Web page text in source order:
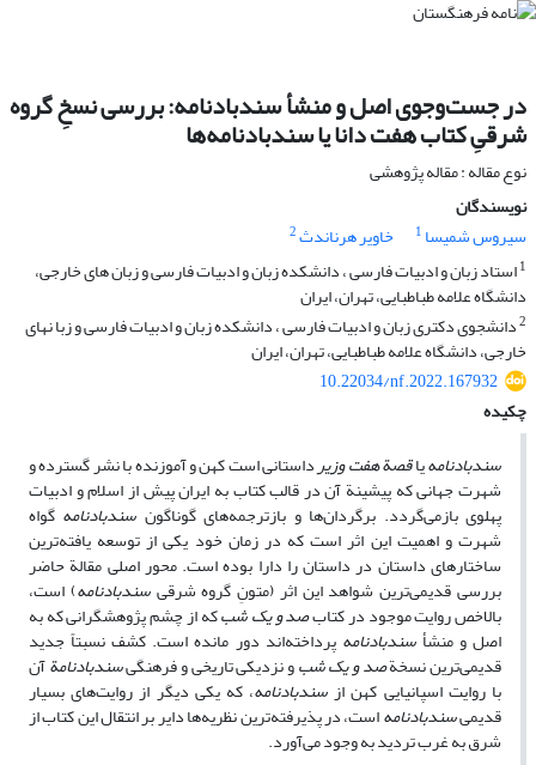
در جست‌وجوی اصل و منشأ سندبادنامه: بررسی نسخِ گروه
شرقیِ کتاب هفت دانا یا سندبادنامه‌ها
نوع مقاله : مقاله پژوهشی
نویسندگان
سیروس شمیسا 1 خاویر هرناندث2
1استاد زبان و ادبیات فارسی ، دانشکده زبان و ادبیات فارسی و زبان های خارجی،
دانشگاه علامه طباطبایی، تهران، ایران
2دانشجوی دکتری زبان و ادبیات فارسی ، دانشکده زبان و ادبیات فارسی و زبا نهای
خارجی، دانشگاه علامه طباطبایی، تهران، ایران
10.22034/nf.2022.167932
چکیده
سندبادنامهیاقصة هفت وزیرداستانی است کهن و آموزنده با نشر گسترده و
شهرت جهانی که پیشینة آن در قالب کتاب به ایران پیش از اسلام و ادبیات
پهلوی بازمی‌گردد. برگردان‌ها و بازترجمه‌های گوناگون سندبادنامه گواه
شهرت و اهمیت این اثر است که در زمان خود یکی از توسعه یافته‌ترین
ساختارهای داستان در داستان را دارا بوده است. محور اصلی مقالة حاضر
بررسی قدیمی‌ترین شواهد این اثر (متونِ گروه شرقیسندبادنامه) است،
بالاخص روایت موجود در کتابصد و یک شبکه از چشم پژوهشگرانی که به
اصل و منشأسندبادنامه پرداخته‌اند دور مانده است. کشف نسبتاً جدید
قدیمی‌ترین نسخةصد و یک شبو نزدیکی تاریخی و فرهنگیسندبادنامةآن
با روایت اسپانیایی کهن ازسندبادنامه، که یکی دیگر از روایت‌های بسیار
قدیمیسندبادنامهاست، در پذیرفته‌ترین نظریه‌ها دایر بر انتقال این کتاب از
شرق به غرب تردید به وجود می‌آورد.